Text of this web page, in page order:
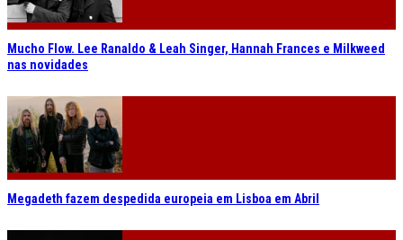
Mucho Flow. Lee Ranaldo & Leah Singer, Hannah Frances e Milkweed
nas novidades
Megadeth fazem despedida europeia em Lisboa em Abril